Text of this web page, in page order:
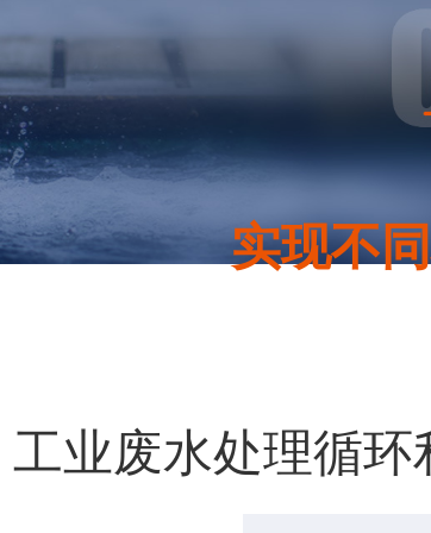
实现不
工业废水处理循